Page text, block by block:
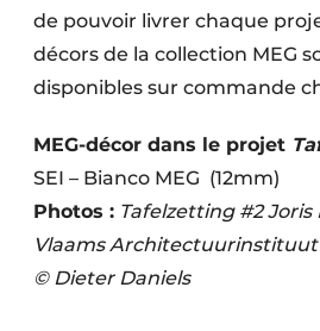
de pouvoir livrer chaque
décors de la collection MEG
disponibles sur commande
MEG-décor dans le projet
SEI – Bianco MEG (12mm)
Photos : Tafelzetting #2 Joris
Vlaams Architectuurinstituut
© Dieter Daniels